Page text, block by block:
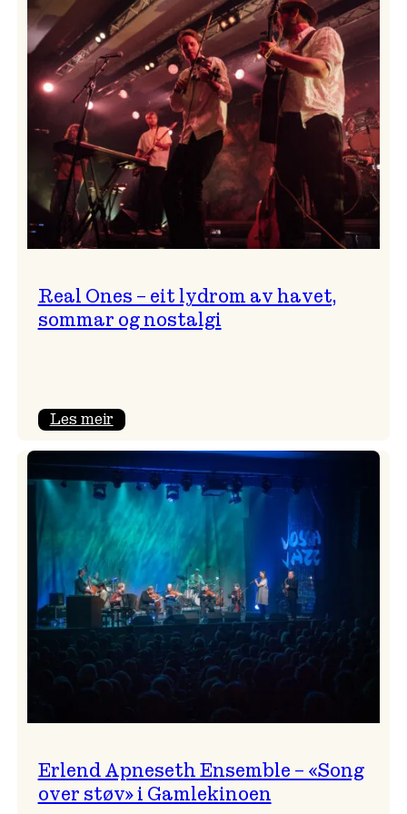
og
…?
Real Ones – eit lydrom av havet,
sommar og nostalgi
Les meir:
Ones
–
eit
lydrom
av
havet,
sommar
og
nostalgi
Erlend Apneseth Ensemble – «Song
over støv» i Gamlekinoen